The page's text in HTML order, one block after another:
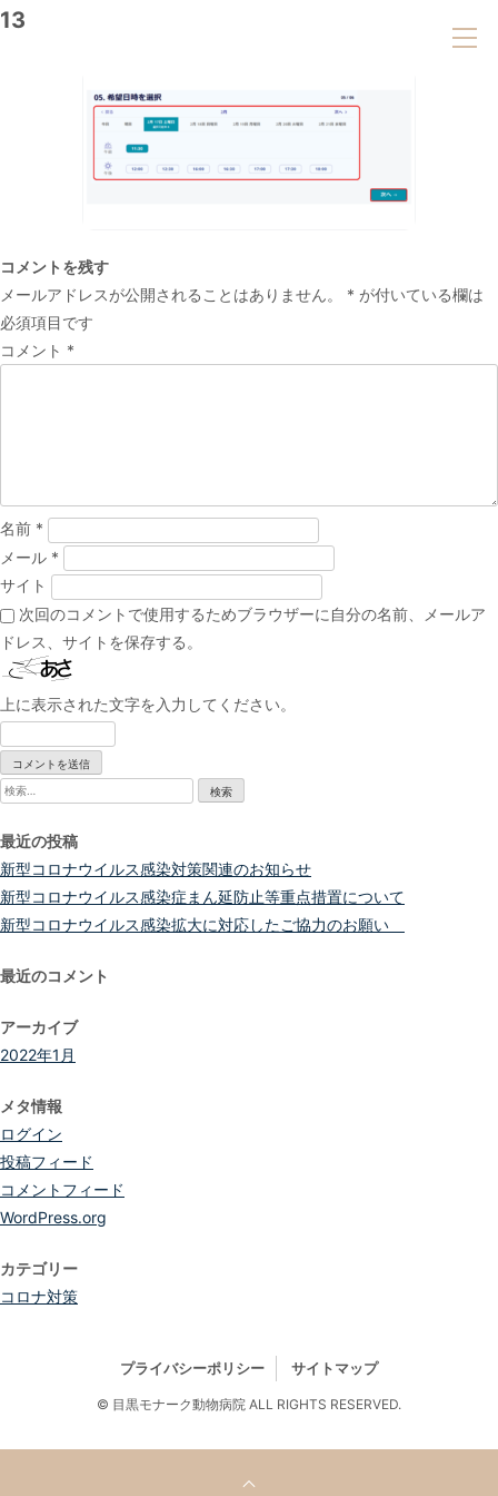
13
コメントを残す
メールアドレスが公開されることはありません。
* が付いている欄は
必須項目です
コメント *
名前 *
メール *
サイト
次回のコメントで使用するためブラウザーに自分の名前、メールア
ドレス、サイトを保存する。
上に表示された文字を入力してください。
検
最近の投稿
新型コロナウイルス感染対策関連のお知らせ
新型コロナウイルス感染症まん延防止等重点措置について
新型コロナウイルス感染拡大に対応したご協力のお願い
最近のコメント
アーカイブ
2022年1月
メタ情報
ログイン
投稿フィード
コメントフィード
WordPress.org
カテゴリー
コロナ対策
プライバシーポリシー サイトマップ
© 目黒モナーク動物病院 ALL RIGHTS RESERVED.